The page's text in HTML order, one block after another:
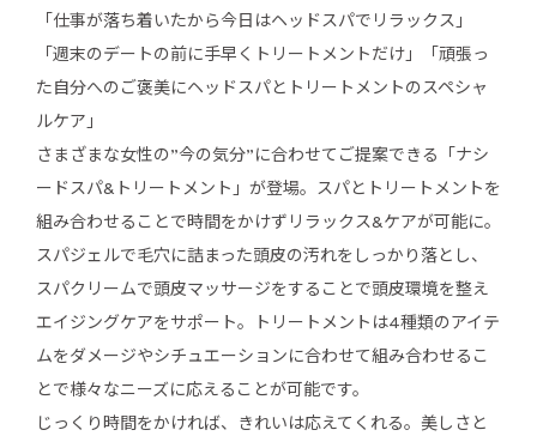
「仕事が落ち着いたから今日はヘッドスパでリラックス」
「週末のデートの前に手早くトリートメントだけ」「頑張っ
た自分へのご褒美にヘッドスパとトリートメントのスペシャ
ルケア」
さまざまな女性の”今の気分”に合わせてご提案できる「ナシ
ードスパ&トリートメント」が登場。スパとトリートメントを
組み合わせることで時間をかけずリラックス&ケアが可能に。
スパジェルで毛穴に詰まった頭皮の汚れをしっかり落とし、
スパクリームで頭皮マッサージをすることで頭皮環境を整え
エイジングケアをサポート。トリートメントは4種類のアイテ
ムをダメージやシチュエーションに合わせて組み合わせるこ
とで様々なニーズに応えることが可能です。
じっくり時間をかければ、きれいは応えてくれる。美しさと